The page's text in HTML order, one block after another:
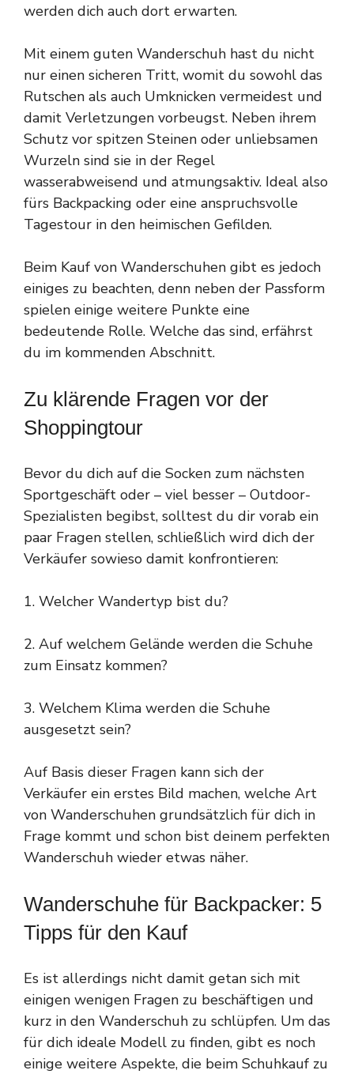
werden dich auch dort erwarten.
Mit einem guten Wanderschuh hast du nicht
nur einen sicheren Tritt, womit du sowohl das
Rutschen als auch Umknicken vermeidest und
damit Verletzungen vorbeugst. Neben ihrem
Schutz vor spitzen Steinen oder unliebsamen
Wurzeln sind sie in der Regel
wasserabweisend und atmungsaktiv. Ideal also
fürs Backpacking oder eine anspruchsvolle
Tagestour in den heimischen Gefilden.
Beim Kauf von Wanderschuhen gibt es jedoch
einiges zu beachten, denn neben der Passform
spielen einige weitere Punkte eine
bedeutende Rolle. Welche das sind, erfährst
du im kommenden Abschnitt.
Zu klärende Fragen vor der
Shoppingtour
Bevor du dich auf die Socken zum nächsten
Sportgeschäft oder – viel besser – Outdoor-
Spezialisten begibst, solltest du dir vorab ein
paar Fragen stellen, schließlich wird dich der
Verkäufer sowieso damit konfrontieren:
1. Welcher Wandertyp bist du?
2. Auf welchem Gelände werden die Schuhe
zum Einsatz kommen?
3. Welchem Klima werden die Schuhe
ausgesetzt sein?
Auf Basis dieser Fragen kann sich der
Verkäufer ein erstes Bild machen, welche Art
von Wanderschuhen grundsätzlich für dich in
Frage kommt und schon bist deinem perfekten
Wanderschuh wieder etwas näher.
Wanderschuhe für Backpacker: 5
Tipps für den Kauf
Es ist allerdings nicht damit getan sich mit
einigen wenigen Fragen zu beschäftigen und
kurz in den Wanderschuh zu schlüpfen. Um das
für dich ideale Modell zu finden, gibt es noch
einige weitere Aspekte, die beim Schuhkauf zu